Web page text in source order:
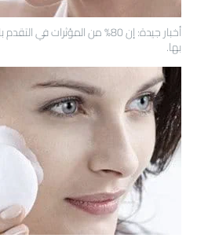
أخبار جيدة: إن 80% من
بها.